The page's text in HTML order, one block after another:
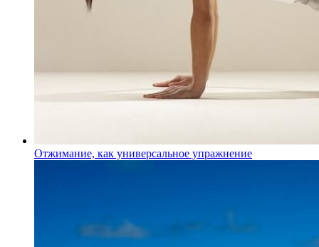
Отжимание, как универсальное упражнение